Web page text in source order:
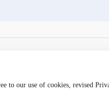
to our use of cookies, revised